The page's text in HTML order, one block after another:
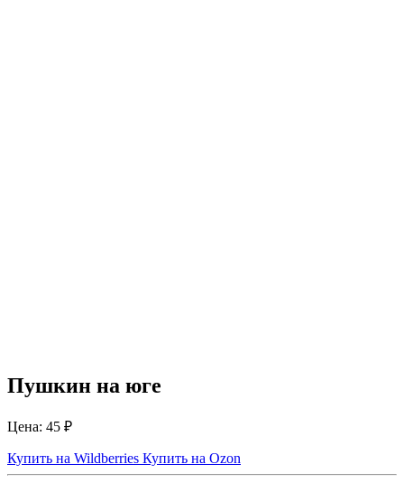
Пушкин на юге
Цена: 45 ₽
Купить на Wildberries Купить на Ozon